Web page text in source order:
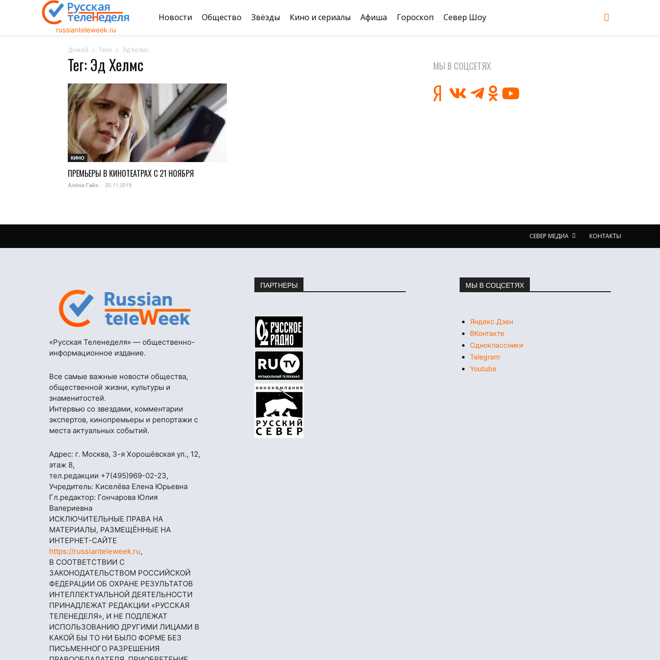
russianteleweek.ru
Новости Общество Звёзды Кино и сериалы Афиша Гороскоп Север Шоу
Домой Теги Эд Хелмс
Тег: Эд Хелмс
КИНО
ПРЕМЬЕРЫ В КИНОТЕАТРАХ С 21 НОЯБРЯ
Алёна Гайх - 20.11.2019
МЫ В СОЦСЕТЯХ
СЕВЕР МЕДИА КОНТАКТЫ
«Русская Теленеделя» — общественно-
информационное издание.
Все самые важные новости общества,
общественной жизни, культуры и
знаменитостей.
Интервью со звездами, комментарии
экспертов, кинопремьеры и репортажи с
места актуальных событий.
Адрес: г. Москва, 3-я Хорошёвская ул., 12,
этаж 8,
тел.редакции +7(495)969-02-23,
Учредитель: Киселёва Елена Юрьевна
Гл.редактор: Гончарова Юлия
Валериевна
ИСКЛЮЧИТЕЛЬНЫЕ ПРАВА НА
МАТЕРИАЛЫ, РАЗМЕЩЁННЫЕ НА
ИНТЕРНЕТ-САЙТЕ
https://russianteleweek.ru,
В СООТВЕТСТВИИ С
ЗАКОНОДАТЕЛЬСТВОМ РОССИЙСКОЙ
ФЕДЕРАЦИИ ОБ ОХРАНЕ РЕЗУЛЬТАТОВ
ИНТЕЛЛЕКТУАЛЬНОЙ ДЕЯТЕЛЬНОСТИ
ПРИНАДЛЕЖАТ РЕДАКЦИИ «РУССКАЯ
ТЕЛЕНЕДЕЛЯ», И НЕ ПОДЛЕЖАТ
ИСПОЛЬЗОВАНИЮ ДРУГИМИ ЛИЦАМИ В
КАКОЙ БЫ ТО НИ БЫЛО ФОРМЕ БЕЗ
ПИСЬМЕННОГО РАЗРЕШЕНИЯ
ПАРТНЕРЫ МЫ В СОЦСЕТЯХ
Яндекс.Дзен
ВКонтакте
Одноклассники
Telegram
Youtube